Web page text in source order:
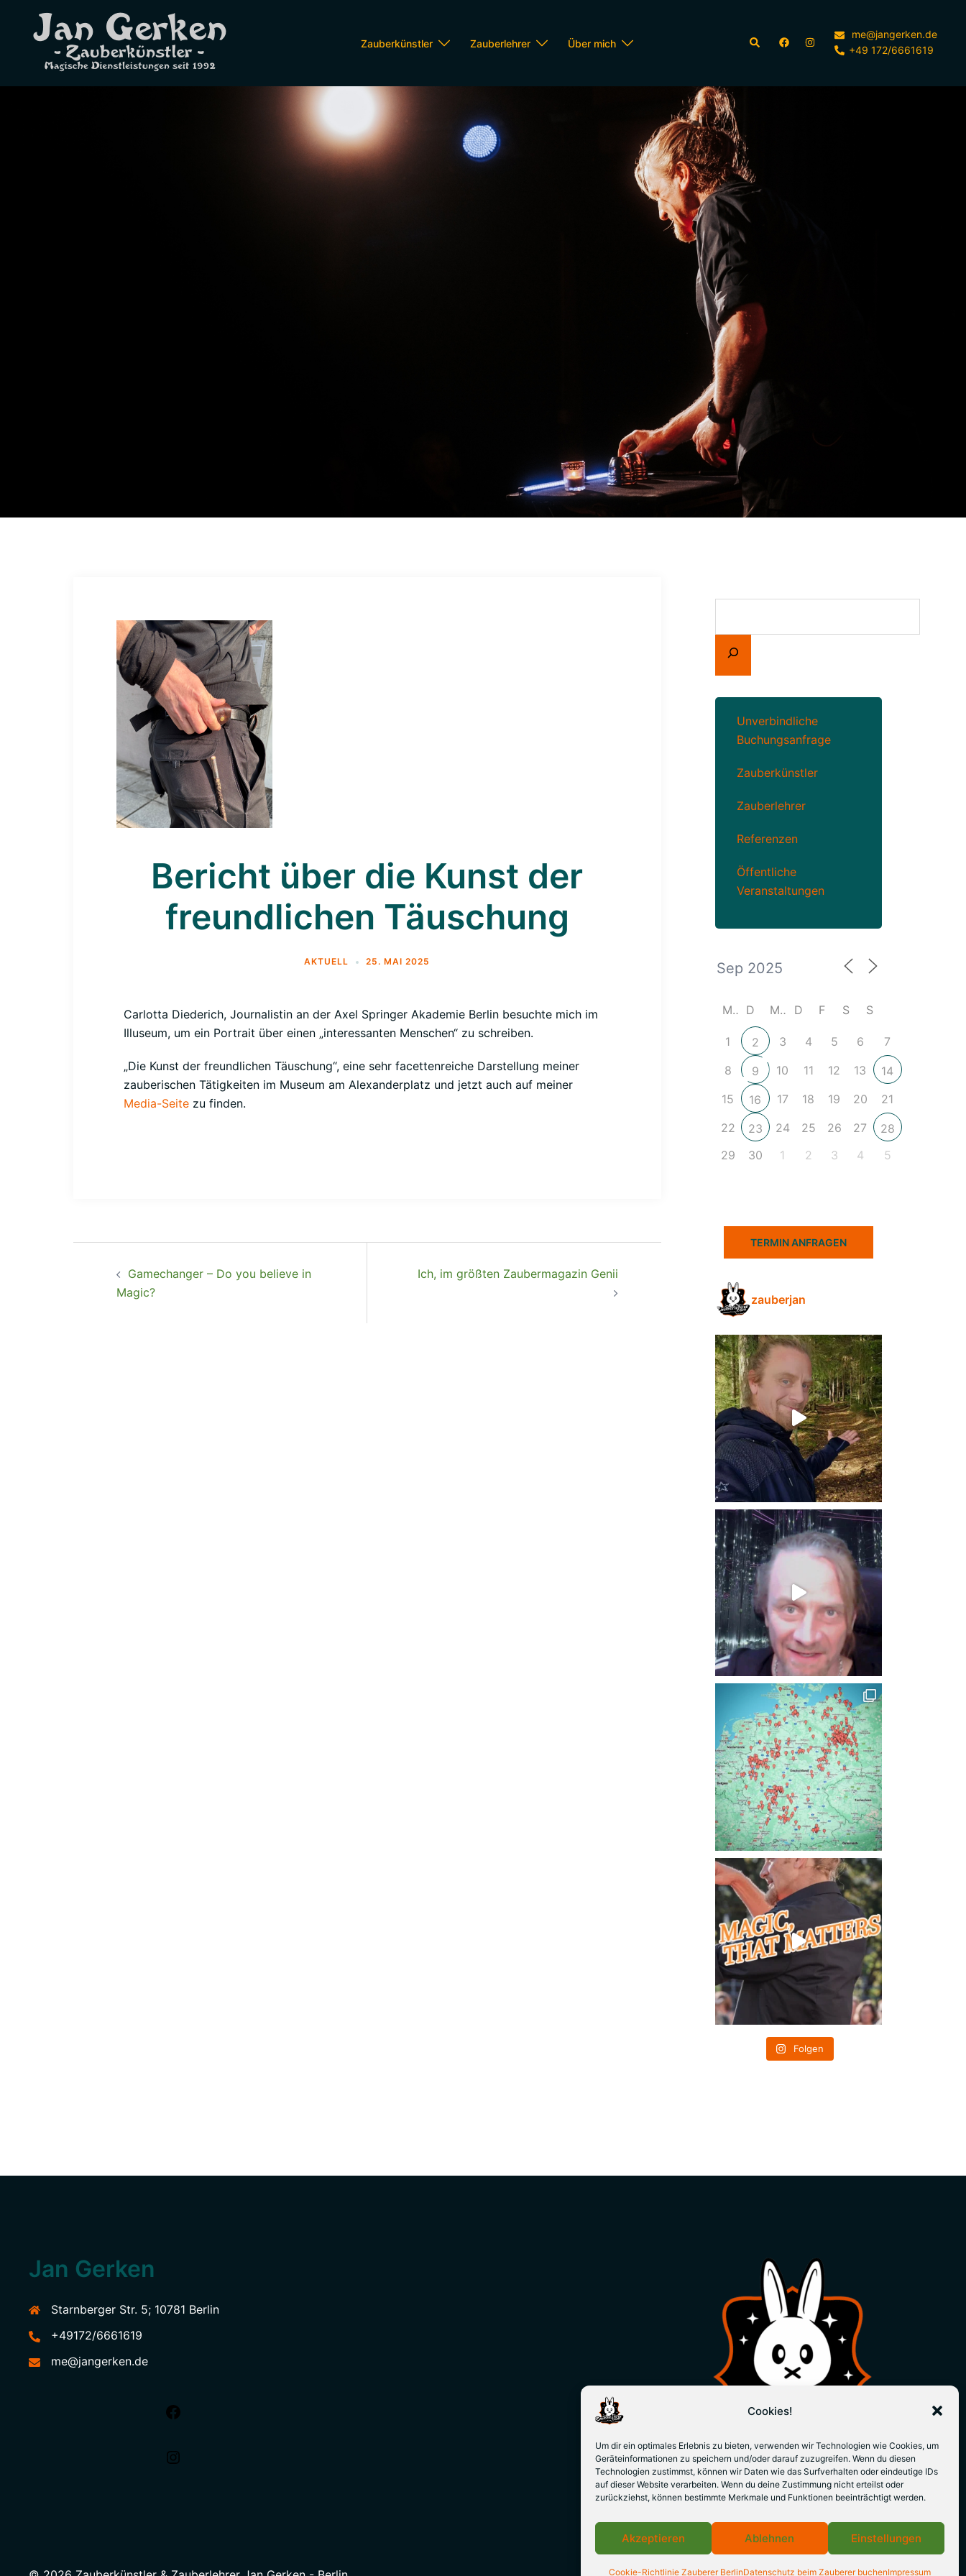
Cookies!
Um dir ein optimales Erlebnis zu bieten, verwenden wir Technologien wie Cookies, um
Geräteinformationen zu speichern und/oder darauf zuzugreifen. Wenn du diesen
Technologien zustimmst, können wir Daten wie das Surfverhalten oder eindeutige IDs
auf dieser Website verarbeiten. Wenn du deine Zustimmung nicht erteilst oder
zurückziehst, können bestimmte Merkmale und Funktionen beeinträchtigt werden.
Akzeptieren Ablehnen Einstellungen
Cookie-Richtlinie Zauberer BerlinDatenschutz beim Zauberer buchenImpressum
Zauberkünstler Zauberlehrer Über mich
me@jangerken.de
+49 172/6661619
Bericht über die Kunst der
freundlichen Täuschung
AKTUELL 25. MAI 2025
Carlotta Diederich, Journalistin an der Axel Springer Akademie Berlin besuchte mich im
Illuseum, um ein Portrait über einen „interessanten Menschen“ zu schreiben.
„Die Kunst der freundlichen Täuschung“, eine sehr facettenreiche Darstellung meiner
zauberischen Tätigkeiten im Museum am Alexanderplatz und jetzt auch auf meiner
Media-Seite zu finden.
Gamechanger – Do you believe in
Magic?
Ich, im größten Zaubermagazin Genii
Unverbindliche
Buchungsanfrage
Zauberkünstler
Zauberlehrer
Referenzen
Öffentliche
Veranstaltungen
M D M D F S S
1 2 3 4 5 6
7
8
9 10 11 12 13
14
15
16 17 18 19 20
21
22
23 24 25 26 27
28
29
30 1 2 3 4 5
TERMIN ANFRAGEN
zauberjan
Folgen
Jan Gerken
Starnberger Str. 5; 10781 Berlin
+49172/6661619
me@jangerken.de